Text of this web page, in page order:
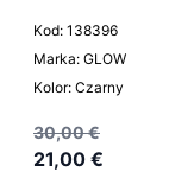
Kod: 138396
Marka: GLOW
Kolor: Czarny
30,00 €
21,00 €